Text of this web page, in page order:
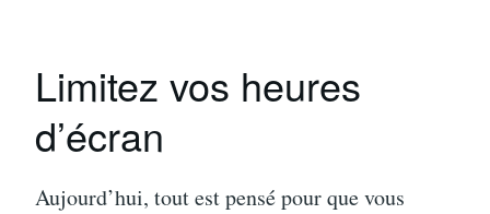
Limitez vos heures
d’écran
Aujourd’hui, tout est pensé pour que vous